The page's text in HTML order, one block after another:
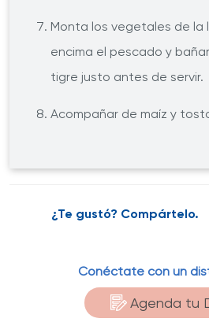
Monta los vegetales de la
encima el pescado y
tigre justo antes de servir.
Acompañar de maíz y
¿Te gustó? Compártelo.
Conéctate con un
Agenda tu